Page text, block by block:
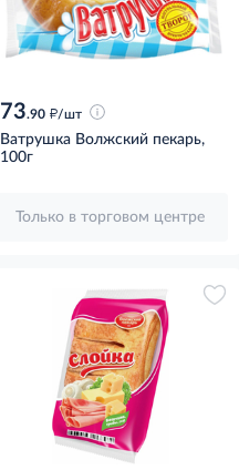
73.90 д/шт
Ватрушка Волжский пекарь,
100г
Только в торговом центре